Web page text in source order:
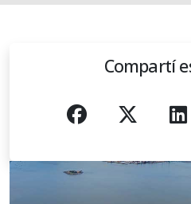
Compartí